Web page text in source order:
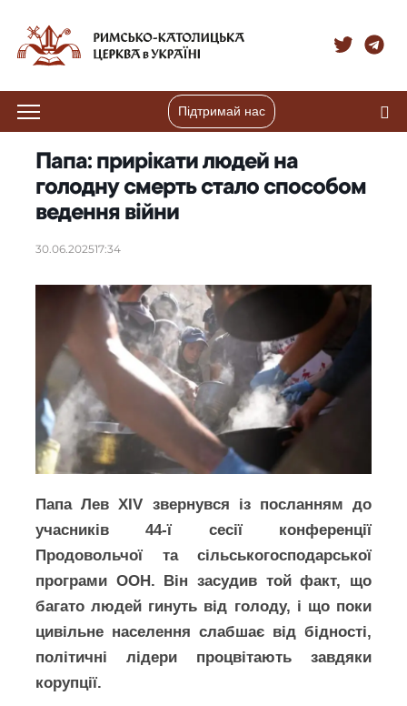
Підтримай нас
Папа: прирікати людей на
голодну смерть стало способом
ведення війни
30.06.202517:34
Папа Лев XIV звернувся із посланням до
учасників 44-ї сесії конференції
Продовольчої та сільськогосподарської
програми ООН. Він засудив той факт, що
багато людей гинуть від голоду, і що поки
цивільне населення слабшає від бідності,
політичні лідери процвітають завдяки
корупції.